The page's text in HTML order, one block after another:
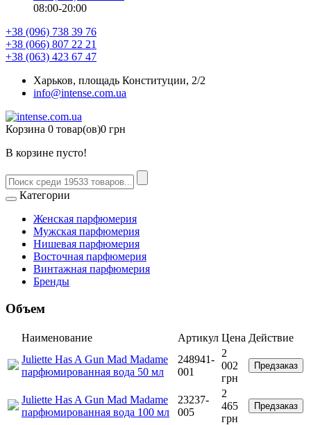
08:00-20:00
+38 (096) 738 39 76
+38 (066) 807 22 21
+38 (063) 423 67 47
Харьков, площадь Конституции, 2/2
info@intense.com.ua
Корзина 0 товар(ов)0 грн
В корзине пусто!
Категории
Женская парфюмерия
Мужская парфюмерия
Нишевая парфюмерия
Восточная парфюмерия
Винтажная парфюмерия
Бренды
Объем
Наименование Артикул Цена Действие
Juliette Has A Gun Mad Madame
парфюмированная вода 50 мл
248941-
001
2
002
грн
Предзаказ
Juliette Has A Gun Mad Madame
парфюмированная вода 100 мл
23237-
005
2
465
грн
Предзаказ